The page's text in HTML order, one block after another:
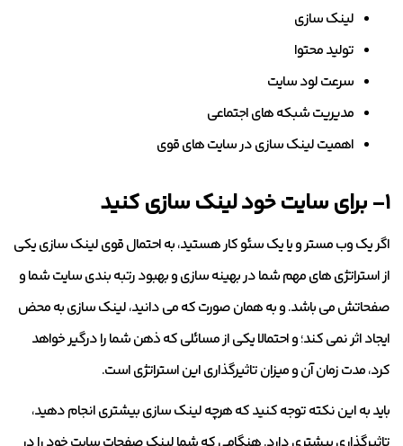
لینک سازی
تولید محتوا
سرعت لود سایت
مدیریت شبکه های اجتماعی
اهمیت لینک سازی در سایت های قوی
۱- برای سایت خود لینک سازی کنید
اگر یک وب مستر و یا یک سئو کار هستید، به احتمال قوی لینک سازی یکی
از استراتژی های مهم شما در بهینه سازی و بهبود رتبه بندی سایت شما و
صفحاتش می باشد. و به همان صورت که می دانید، لینک سازی به محض
ایجاد اثر نمی کند؛ و احتمالا یکی از مسائلی که ذهن شما را درگیر خواهد
کرد، مدت زمان آن و میزان تاثیرگذاری این استراتژی است.
باید به این نکته توجه کنید که هرچه لینک سازی بیشتری انجام دهید،